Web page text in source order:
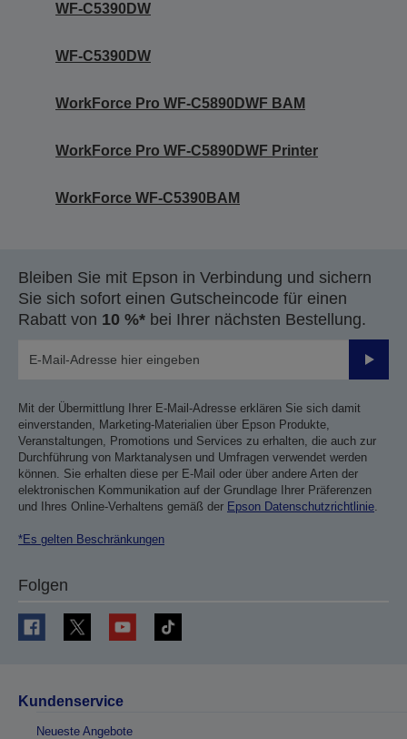
WF-C5390DW
WF-C5390DW
WorkForce Pro WF-C5890DWF BAM
WorkForce Pro WF-C5890DWF Printer
WorkForce WF-C5390BAM
Bleiben Sie mit Epson in Verbindung und sichern
Sie sich sofort einen Gutscheincode für einen
Rabatt von 10 %* bei Ihrer nächsten Bestellung.
Mit der Übermittlung Ihrer E-Mail-Adresse erklären Sie sich damit
einverstanden, Marketing-Materialien über Epson Produkte,
Veranstaltungen, Promotions und Services zu erhalten, die auch zur
Durchführung von Marktanalysen und Umfragen verwendet werden
können. Sie erhalten diese per E-Mail oder über andere Arten der
elektronischen Kommunikation auf der Grundlage Ihrer Präferenzen
und Ihres Online-Verhaltens gemäß der Epson Datenschutzrichtlinie.
*Es gelten Beschränkungen
Folgen
Kundenservice
Neueste Angebote